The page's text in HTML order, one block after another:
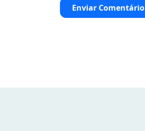
Enviar Comentário